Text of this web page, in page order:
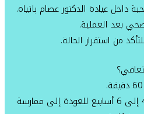
داخل عيادة الدكتور عصام باتياه.
بعد العملية.
من استقرار الحالة.
يحتاج المريض من 4 إلى 6 أسابيع للعودة إلى ممارسة